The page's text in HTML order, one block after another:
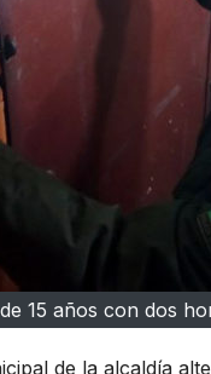
15 años con dos
de la alcaldía